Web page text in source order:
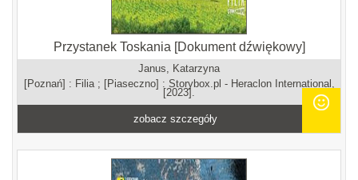
Przystanek Toskania [Dokument dźwiękowy]
Janus, Katarzyna
[Poznań] : Filia ; [Piaseczno] : Storybox.pl - Heraclon International,
[2023].
zobacz szczegóły